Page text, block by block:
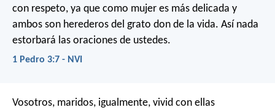
con respeto, ya que como mujer es más delicada y
ambos son herederos del grato don de la vida. Así nada
estorbará las oraciones de ustedes.
1 Pedro 3:7 - NVI
Vosotros, maridos, igualmente, vivid con ellas